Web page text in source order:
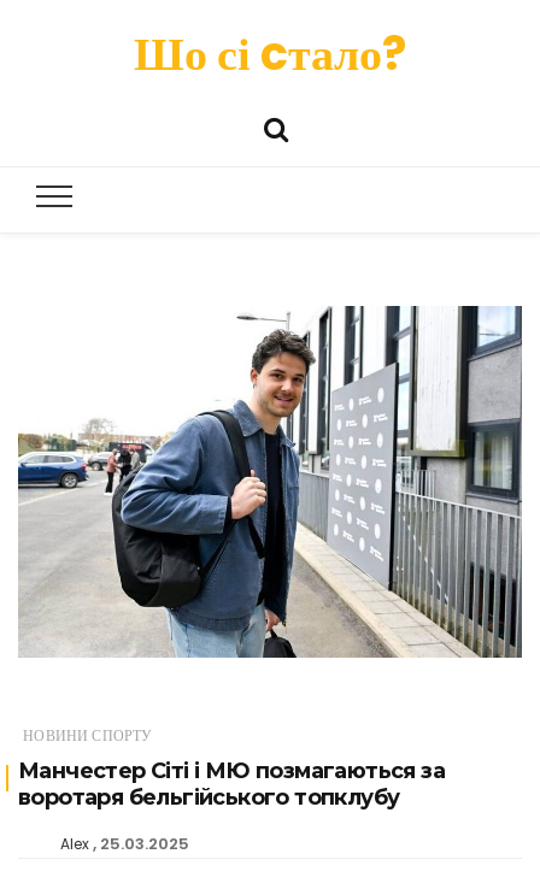
Шо сі cтало?
НОВИНИ СПОРТУ
Манчестер Сіті і МЮ позмагаються за
воротаря бельгійського топклубу
Alex 25.03.2025